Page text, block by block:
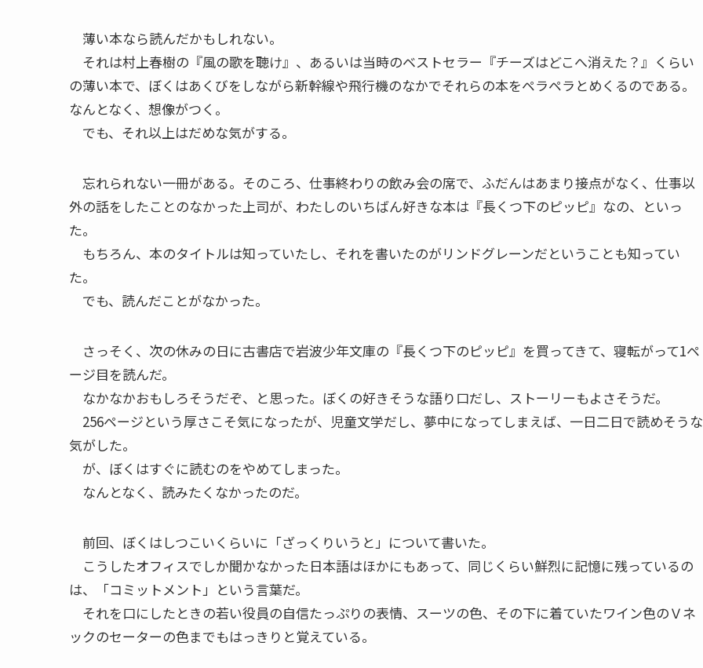
薄い本なら読んだかもしれない。
それは村上春樹の『風の歌を聴け』、あるいは当時のベストセラー『チーズはどこへ消えた？』くらい
の薄い本で、ぼくはあくびをしながら新幹線や飛行機のなかでそれらの本をペラペラとめくるのである。
なんとなく、想像がつく。
でも、それ以上はだめな気がする。
忘れられない一冊がある。そのころ、仕事終わりの飲み会の席で、ふだんはあまり接点がなく、仕事以
外の話をしたことのなかった上司が、わたしのいちばん好きな本は『長くつ下のピッピ』なの、といっ
た。
もちろん、本のタイトルは知っていたし、それを書いたのがリンドグレーンだということも知ってい
た。
でも、読んだことがなかった。
さっそく、次の休みの日に古書店で岩波少年文庫の『長くつ下のピッピ』を買ってきて、寝転がって1ペ
ージ目を読んだ。
なかなかおもしろそうだぞ、と思った。ぼくの好きそうな語り口だし、ストーリーもよさそうだ。
256ページという厚さこそ気になったが、児童文学だし、夢中になってしまえば、一日二日で読めそうな
気がした。
が、ぼくはすぐに読むのをやめてしまった。
なんとなく、読みたくなかったのだ。
前回、ぼくはしつこいくらいに「ざっくりいうと」について書いた。
こうしたオフィスでしか聞かなかった日本語はほかにもあって、同じくらい鮮烈に記憶に残っているの
は、「コミットメント」という言葉だ。
それを口にしたときの若い役員の自信たっぷりの表情、スーツの色、その下に着ていたワイン色のＶネ
ックのセーターの色までもはっきりと覚えている。